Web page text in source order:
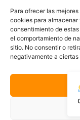
Para ofrecer las
cookies para
consentimiento de
el comportamiento de
sitio. No consentir o
negativamente a